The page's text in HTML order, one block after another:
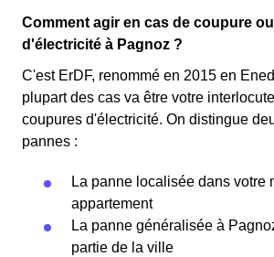
Comment agir en cas de coupure
d'électricité à Pagnoz ?
C'est ErDF, renommé en 2015 en
plupart des cas va être votre
coupures d'électricité. On distingue
pannes :
La panne localisée dans votre
appartement
La panne généralisée à
partie de la ville